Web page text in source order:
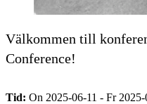
Välkommen till
Conference!
Tid: On 2025-06-11 - Fr